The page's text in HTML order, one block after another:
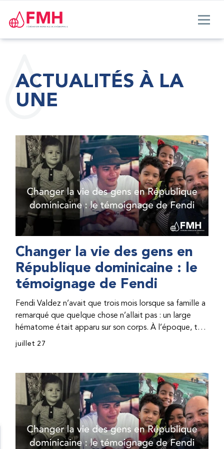
ACTUALITÉS À LA
UNE
Changer la vie des gens en
République dominicaine : le
témoignage de Fendi
Fendi Valdez n’avait que trois mois lorsque sa famille a
remarqué que quelque chose n’allait pas : un large
hématome était apparu sur son corps. À l’époque, très
peu de professionnel·les de santé de République
correct, le traitement était encore largement
indisponible. Les concentrés de facteur étaient chers
et difficiles à se procurer. Afin que son traitement dure
plus longtemps, Fendi prenait parfois une dose
inférieure à celle prescrite. À cause de ces soins limités,
il avait fréquemment des saignements, manquait
juillet 27